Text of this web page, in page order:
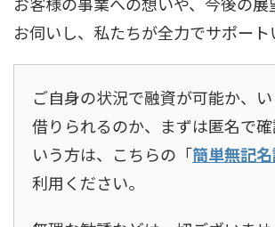
お伺いし、私たちが全力でサポート
ご自身の状況で融資が可能か、
借りられるのか、まずは匿名で
いう方は、こちらの「簡単無記
利用ください。